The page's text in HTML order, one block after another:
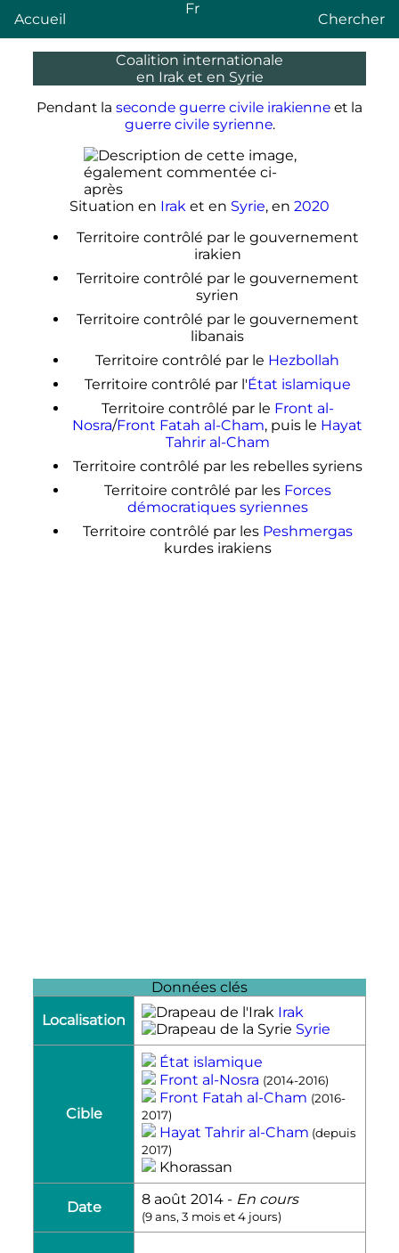
Accueil
Fr
Chercher
Coalition internationale
en Irak et en Syrie
Pendant la seconde guerre civile irakienne et la
guerre civile syrienne.
Situation en Irak et en Syrie, en 2020
Territoire contrôlé par le gouvernement
irakien
Territoire contrôlé par le gouvernement
syrien
Territoire contrôlé par le gouvernement
libanais
Territoire contrôlé par le Hezbollah
Territoire contrôlé par l'État islamique
Territoire contrôlé par le Front al-
Nosra/Front Fatah al-Cham, puis le Hayat
Tahrir al-Cham
Territoire contrôlé par les rebelles syriens
Territoire contrôlé par les Forces
démocratiques syriennes
Territoire contrôlé par les Peshmergas
kurdes irakiens
Données clés
Localisation
Irak
Syrie
Cible
État islamique
Front al-Nosra (2014-2016)
Front Fatah al-Cham (2016-
2017)
Hayat Tahrir al-Cham (depuis
2017)
Khorassan
Date 8 août 2014 - En cours
(9 ans, 3 mois et 4 jours)